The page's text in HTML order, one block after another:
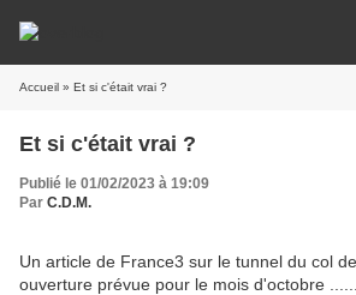
Accueil » Et si c'était vrai ?
Et si c'était vrai ?
Publié le 01/02/2023 à 19:09
Par C.D.M.
Un article de France3 sur le tunnel du col
ouverture prévue pour le mois d'octobre